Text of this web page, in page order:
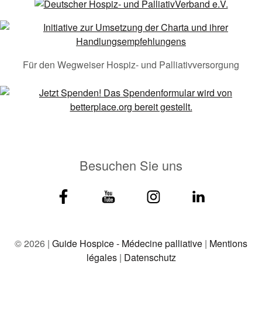
Für den Wegweiser Hospiz- und Palliativversorgung
Besuchen Sie uns
© 2026 | Guide Hospice - Médecine palliative | Mentions
légales| Datenschutz